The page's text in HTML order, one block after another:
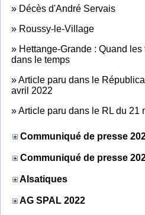
» Décès d'André Servais
» Roussy-le-Village
» Hettange-Grande : Quand
dans le temps
»Article paru dans le
avril 2022
»Article paru dans le RL du 21
Communiqué de presse
Communiqué de presse
Alsatiques
AG SPAL 2022